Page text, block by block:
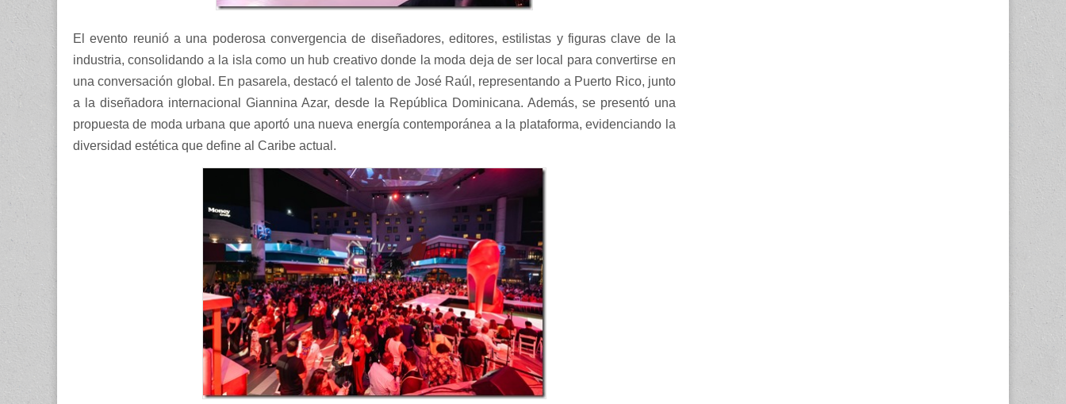
El evento reunió a una poderosa convergencia de diseñadores, editores, estilistas y figuras clave de la
industria, consolidando a la isla como un hub creativo donde la moda deja de ser local para convertirse en
una conversación global. En pasarela, destacó el talento de José Raúl, representando a Puerto Rico, junto
a la diseñadora internacional Giannina Azar, desde la República Dominicana. Además, se presentó una
propuesta de moda urbana que aportó una nueva energía contemporánea a la plataforma, evidenciando la
diversidad estética que define al Caribe actual.